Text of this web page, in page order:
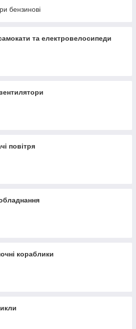
бензинові
та електровелосипеди
повітря
кораблики